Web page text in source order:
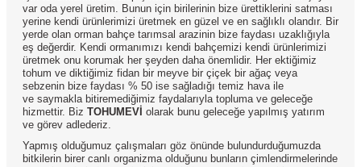
var oda yerel üretim. Bunun için birilerinin bize ürettiklerini satması
yerine kendi ürünlerimizi üretmek en güzel ve en sağlıklı olandır. Bir
yerde olan orman bahçe tarımsal arazinin bize faydası uzaklığıyla
eş değerdir. Kendi ormanımızı kendi bahçemizi kendi ürünlerimizi
üretmek onu korumak her şeyden daha önemlidir. Her ektiğimiz
tohum ve diktiğimiz fidan bir meyve bir çiçek bir ağaç veya
sebzenin bize faydası % 50 ise sağladığı temiz hava ile
ve saymakla bitiremediğimiz faydalarıyla topluma ve geleceğe
hizmettir. Biz TOHUMEVİ olarak bunu geleceğe yapılmış yatırım
ve görev adlederiz.
Yapmış olduğumuz çalışmaları göz önünde bulundurduğumuzda
bitkilerin birer canlı organizma olduğunu bunların çimlendirmelerinde